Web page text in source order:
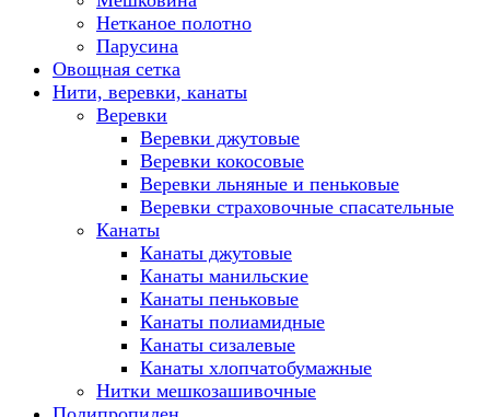
Нетканое полотно
Парусина
Овощная сетка
Нити, веревки, канаты
Веревки
Веревки джутовые
Веревки кокосовые
Веревки льняные и пеньковые
Веревки страховочные спасательные
Канаты
Канаты джутовые
Канаты манильские
Канаты пеньковые
Канаты полиамидные
Канаты сизалевые
Канаты хлопчатобумажные
Нитки мешкозашивочные